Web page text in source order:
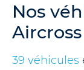
Nos
39 véhicules